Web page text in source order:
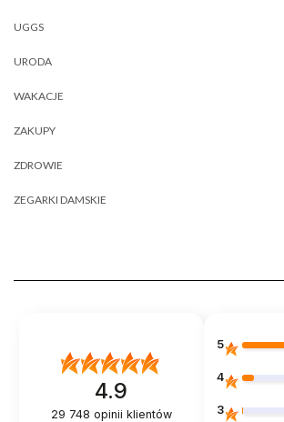
UGGS
URODA
WAKACJE
ZAKUPY
ZDROWIE
ZEGARKI DAMSKIE
4.9
29 748 opinii klientów
5
4
3